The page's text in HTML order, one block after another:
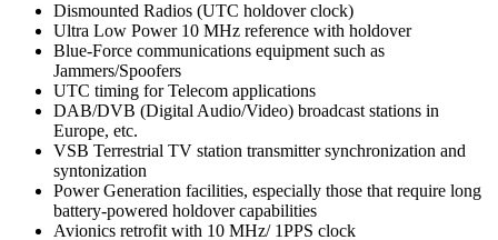
Dismounted Radios (UTC holdover clock)
Ultra Low Power 10 MHz reference with holdover
Blue-Force communications equipment such as
Jammers/Spoofers
UTC timing for Telecom applications
DAB/DVB (Digital Audio/Video) broadcast stations in
Europe, etc.
VSB Terrestrial TV station transmitter synchronization and
syntonization
Power Generation facilities, especially those that require long
battery-powered holdover capabilities
Avionics retrofit with 10 MHz/ 1PPS clock